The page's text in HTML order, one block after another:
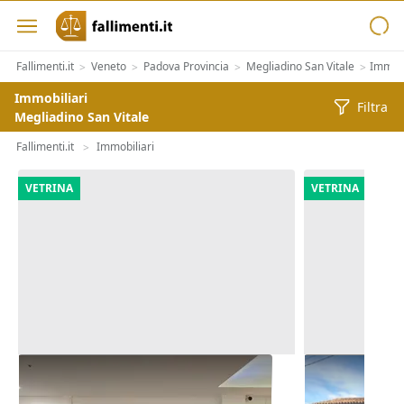
Fallimenti.it > Veneto > Padova Provincia > Megliadino San Vitale >
Immobiliari
Megliadino San Vitale
Filtra
Fallimenti.it > Immobiliari
VETRINA
Asta Negozio in centro
commerciale
VETRINA
Asta Quota